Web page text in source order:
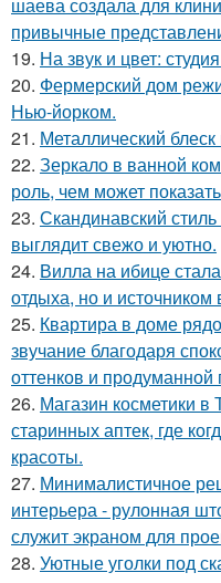
привычные
19. На звук и цвет:
20. Фермерский дом
Нью-йорком.
21. Металлический
22. Зеркало в ванной
роль, чем может
23. Скандинавский стиль
выглядит свежо и уютно.
24. Вилла на ибице
отдыха, но и источником
25. Квартира в доме
звучание благодаря
оттенков и продуманной
26. Магазин косметики
старинных аптек, где
красоты.
27. Минималистичное
интерьера - рулонная
служит экраном для
28. Уютные уголки под